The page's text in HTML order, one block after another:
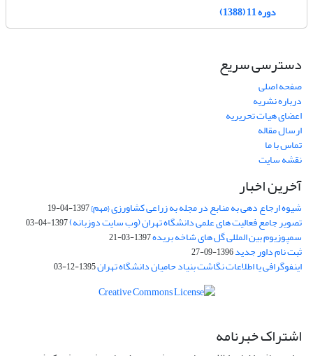
دوره 11 (1388)
دسترسی سریع
صفحه اصلی
درباره نشریه
اعضای هیات تحریریه
ارسال مقاله
تماس با ما
نقشه سایت
آخرین اخبار
شیوه ارجاع دهی به منابع در مجله به زراعی کشاورزی {مهم}1397-04-19
تصویر جامع فعالیت های علمی دانشگاه تهران (وب سایت دوزبانه)1397-04-03
سمپوزیوم بین المللی گل های شاخه بریده1397-03-21
ثبت نام داور جدید1396-09-27
اینفوگرافی یا اطلاعات نگاشت بنیاد حامیان دانشگاه تهران1395-12-03
اشتراک خبرنامه